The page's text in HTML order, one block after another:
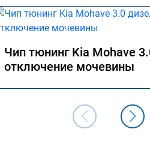
Чип тюнинг Kia Mohave
отключение мочевины